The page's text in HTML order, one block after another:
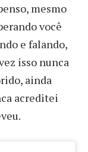
mesmo
você
e falando,
isso nunca
ainda
acreditei